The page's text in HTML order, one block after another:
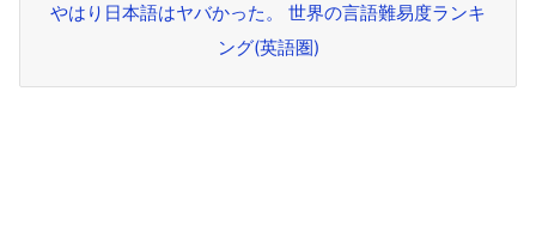
やはり日本語はヤバかった。 世界の言語難易度ランキ
ング(英語圏)